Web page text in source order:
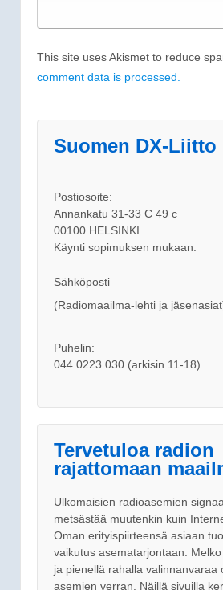
This site uses Akismet to reduce
comment data is processed.
Suomen DX-Liitto
Postiosoite:
Annankatu 31-33 C 49 c
00100 HELSINKI
Käynti sopimuksen mukaan.
Sähköposti
(Radiomaailma-lehti ja
Puhelin:
044 0223 030 (arkisin 11-18)
Tervetuloa radion
rajattomaan
Ulkomaisien radioasemien
metsästää muutenkin kuin
Oman erityispiirteensä asiaan
vaikutus asematarjontaan.
ja pienellä rahalla valinnanvaraa
asemien verran. Näillä sivuilla